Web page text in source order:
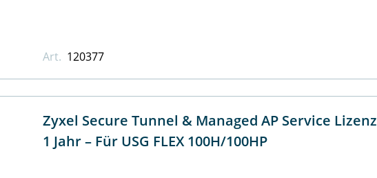
Art. 120377
Zyxel Secure Tunnel & Managed AP Service Lizenz
1 Jahr – Für USG FLEX 100H/100HP